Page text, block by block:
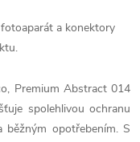
a konektory
Premium Abstract 014
spolehlivou ochranu
běžným opotřebením. S